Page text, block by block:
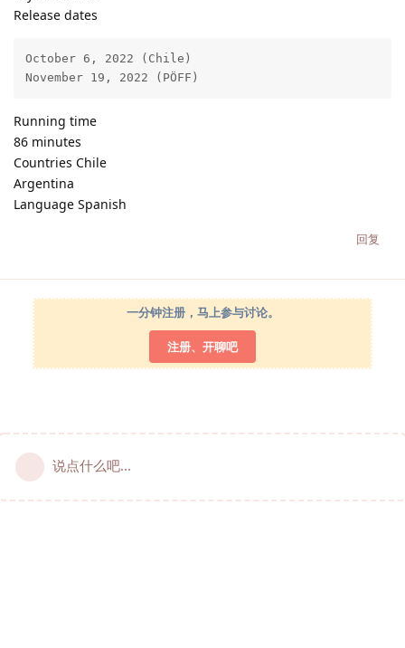
Release dates
October 6, 2022 (Chile)
November 19, 2022 (PÖFF)
Running time
86 minutes
Countries Chile
Argentina
Language Spanish
回复
一分钟注册，马上参与讨论。
注册、开聊吧
说点什么吧...